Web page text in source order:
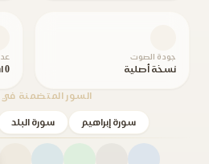
جودة الصوت
نسخة أصلية 0 استماع
السور المتضمنة في
سورة إبراهيم سورة البلد